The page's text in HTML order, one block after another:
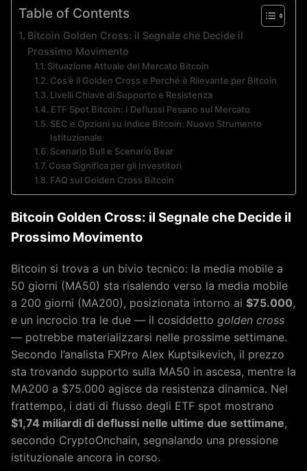
Table of Contents
Bitcoin Golden Cross: il Segnale che Decide il
Prossimo Movimento
Situazione Attuale del Mercato Bitcoin
Cos’è il Golden Cross e Perché è Rilevante per Bitcoin
Livelli Chiave di Supporto e Resistenza
ETF Spot Bitcoin: I Deflussi Pesano sul Mercato
SEC e Opzioni su Indice Bitcoin: Nuovo Strumento
Istituzionale
Scenario Bull e Scenario Bear
Cosa Significa per gli Investitori
FAQ sul Golden Cross Bitcoin
Bitcoin Golden Cross: il Segnale che Decide il
Prossimo Movimento
Bitcoin si trova a un bivio tecnico: la media mobile a
50 giorni (MA50) sta risalendo verso la media mobile
a 200 giorni (MA200), posizionata intorno ai $75.000,
e un incrocio tra le due — il cosiddetto golden cross
— potrebbe materializzarsi nelle prossime settimane.
Secondo l’analista FXPro Alex Kuptsikevich, il prezzo
sta trovando supporto sulla MA50 in ascesa, mentre la
MA200 a $75.000 agisce da resistenza dinamica. Nel
frattempo, i dati di flusso degli ETF spot mostrano
$1,74 miliardi di deflussi nelle ultime due settimane,
secondo CryptoOnchain, segnalando una pressione
istituzionale ancora in corso.